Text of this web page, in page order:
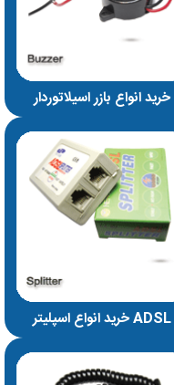
خرید انواع بازر اسیلاتوردار
خرید انواع اسپلیتر ADSL